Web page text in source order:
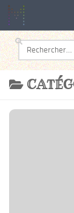
Au dessous du